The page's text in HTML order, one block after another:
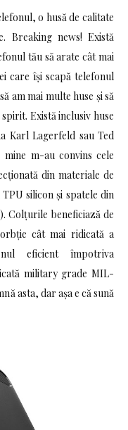
o husă de calitate
Breaking news! Există
tău să arate cât mai
care își scapă telefonul
am mai multe huse și să
Există inclusiv huse
Karl Lagerfeld sau Ted
m-au convins cele
din materiale de
silicon și spatele din
Colțurile beneficiază de
cât mai ridicată a
eficient împotriva
military grade MIL-
asta, dar așa e că sună